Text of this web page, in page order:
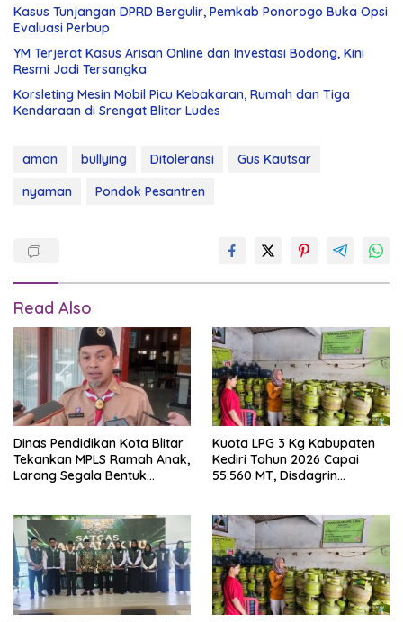
Kasus Tunjangan DPRD Bergulir, Pemkab Ponorogo Buka Opsi
Evaluasi Perbup
YM Terjerat Kasus Arisan Online dan Investasi Bodong, Kini
Resmi Jadi Tersangka
Korsleting Mesin Mobil Picu Kebakaran, Rumah dan Tiga
Kendaraan di Srengat Blitar Ludes
aman bullying Ditoleransi
Gus Kautsar
nyaman
Pondok Pesantren
Read Also
Dinas Pendidikan Kota Blitar
Tekankan MPLS Ramah Anak,
Larang Segala Bentuk
Kuota LPG 3 Kg Kabupaten
Kediri Tahun 2026 Capai
55.560 MT, Disdagrin